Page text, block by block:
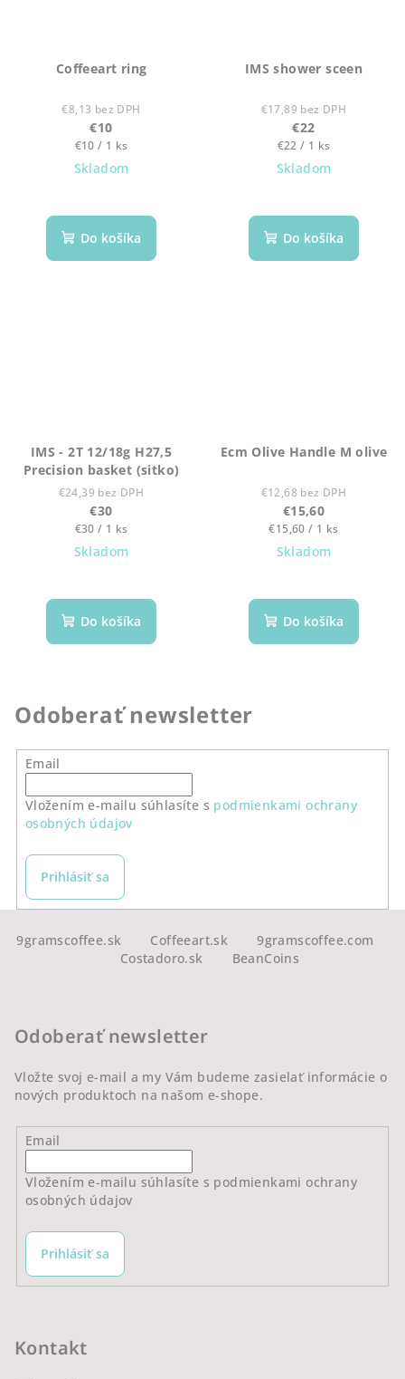
Coffeeart ring
€8,13 bez DPH
€10
Jednotková
cena:
€10 / 1 ks
Skladom
Do košíka
IMS shower sceen
€17,89 bez DPH
€22
Jednotková
cena:
€22 / 1 ks
Skladom
Do košíka
IMS - 2T 12/18g H27,5
Precision basket (sitko)
€24,39 bez DPH
€30
Jednotková
cena:
€30 / 1 ks
Skladom
Do košíka
Ecm Olive Handle M olive
€12,68 bez DPH
€15,60
Jednotková
cena:
€15,60 / 1 ks
Skladom
Do košíka
Odoberať newsletter
Email
Vložením e-mailu súhlasíte s podmienkami ochrany
osobných údajov
Prihlásiť sa
9gramscoffee.sk Coffeeart.sk
9gramscoffee.com
Costadoro.sk
BeanCoins
Odoberať newsletter
Vložte svoj e-mail a my Vám budeme zasielať informácie o
nových produktoch na našom e-shope.
Email
Vložením e-mailu súhlasíte s podmienkami ochrany
osobných údajov
Prihlásiť sa
Kontakt